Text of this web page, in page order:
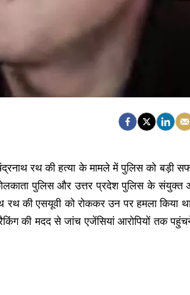
रथ की हत्या के मामले में पुलिस को बड़ी
कोलकाता पुलिस और उत्तर प्रदेश पुलिस के संयुक्त
रथ की एसयूवी को रोककर उन पर हमला किया
की मदद से जांच एजेंसियां आरोपियों तक